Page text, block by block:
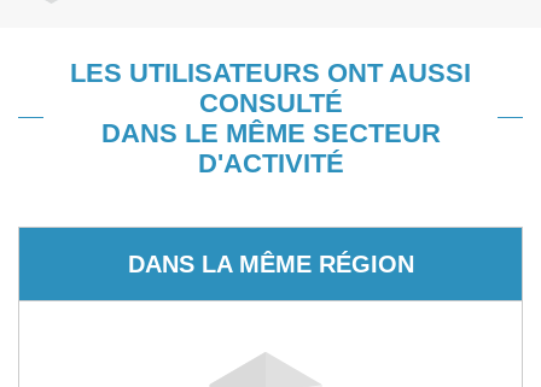
LES UTILISATEURS ONT AUSSI
CONSULTÉ
DANS LE MÊME SECTEUR
D'ACTIVITÉ
DANS LA MÊME RÉGION